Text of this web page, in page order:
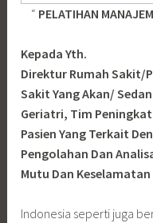
“ PELATIHAN
Kepada Yth.
Direktur Rumah Sakit/
Sakit Yang Akan/
Geriatri, Tim
Pasien Yang Terkait
Pengolahan Dan
Mutu Dan Keselamatan
Indonesia seperti juga